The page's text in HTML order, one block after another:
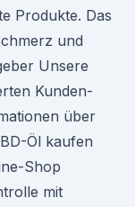
Produkte. Das
und
Unsere
Kunden-
über
Öl kaufen
Shop
mit